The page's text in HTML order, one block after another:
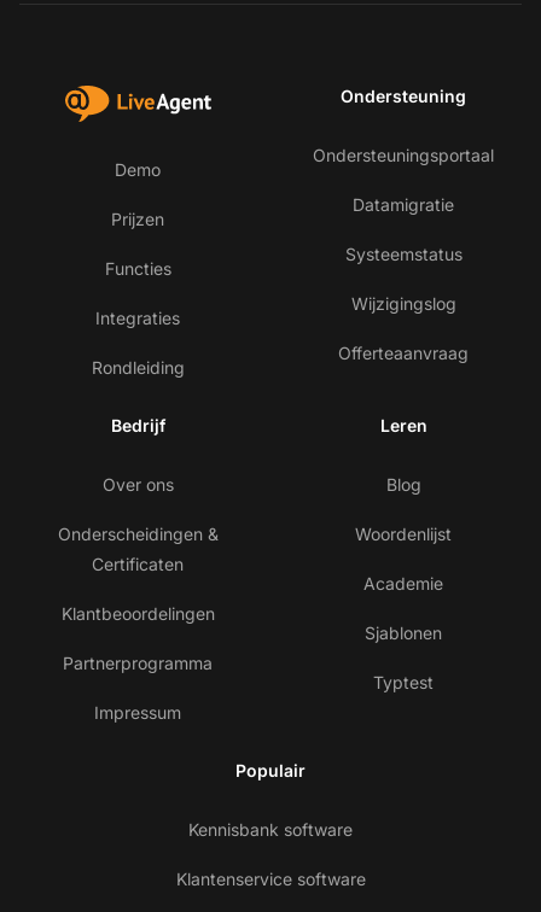
Demo
Prijzen
Functies
Integraties
Rondleiding
Ondersteuning
Ondersteuningsportaal
Datamigratie
Systeemstatus
Wijzigingslog
Offerteaanvraag
Bedrijf
Over ons
Onderscheidingen &
Certificaten
Klantbeoordelingen
Partnerprogramma
Impressum
Leren
Blog
Woordenlijst
Academie
Sjablonen
Typtest
Populair
Kennisbank software
Klantenservice software